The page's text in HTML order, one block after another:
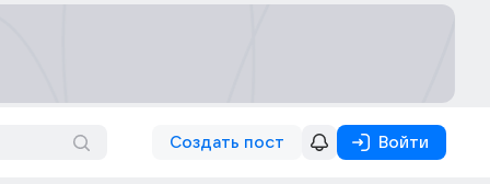
Создать пост Войти